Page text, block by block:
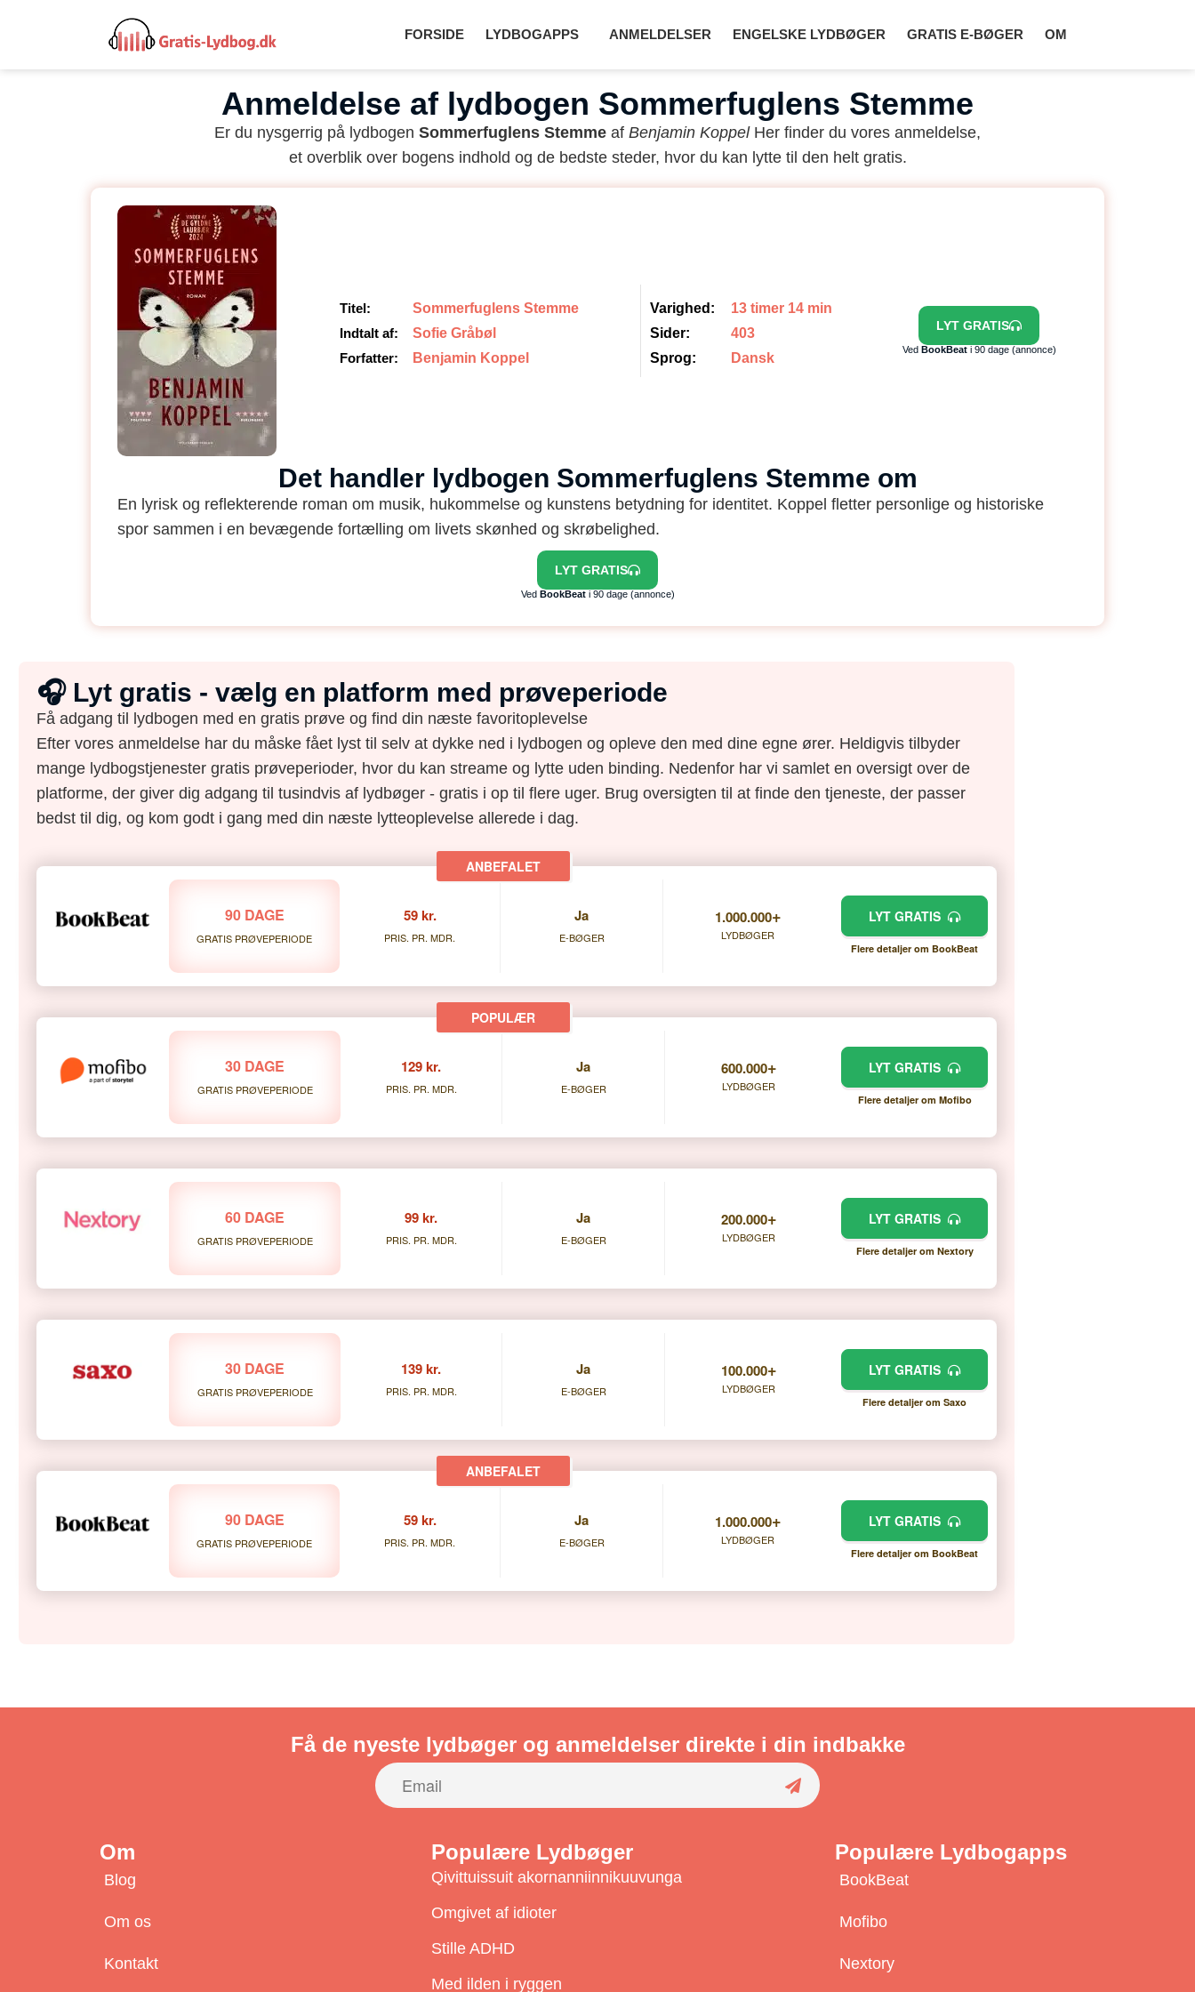
FORSIDE LYDBOGAPPS ANMELDELSER ENGELSKE LYDBØGER GRATIS E-BØGER OM
Anmeldelse af lydbogen Sommerfuglens Stemme
Er du nysgerrig på lydbogen Sommerfuglens Stemme af Benjamin KoppelHer finder du vores anmeldelse,
et overblik over bogens indhold og de bedste steder, hvor du kan lytte til den helt gratis.
Titel:
Sommerfuglens Stemme
Indtalt af:
Sofie Gråbøl
Forfatter:
Benjamin Koppel
Varighed:
13 timer 14 min
Sider:
403
Sprog:
Dansk
LYT GRATIS
Ved BookBeati 90 dage (annonce)
Det handler lydbogen Sommerfuglens Stemme om
En lyrisk og reflekterende roman om musik, hukommelse og kunstens betydning for identitet. Koppel fletter personlige og historiske
spor sammen i en bevægende fortælling om livets skønhed og skrøbelighed.
LYT GRATIS
Ved BookBeati 90 dage (annonce)
🎧 Lyt gratis - vælg en platform med prøveperiode
Få adgang til lydbogen med en gratis prøve og find din næste favoritoplevelse
Efter vores anmeldelse har du måske fået lyst til selv at dykke ned i lydbogen og opleve den med dine egne ører. Heldigvis tilbyder
mange lydbogstjenester gratis prøveperioder, hvor du kan streame og lytte uden binding. Nedenfor har vi samlet en oversigt over de
platforme, der giver dig adgang til tusindvis af lydbøger - gratis i op til flere uger. Brug oversigten til at finde den tjeneste, der passer
bedst til dig, og kom godt i gang med din næste lytteoplevelse allerede i dag.
90 DAGE
GRATIS PRØVEPERIODE
59 kr.
PRIS. PR. MDR.
Ja
E-BØGER
1.000.000+
LYDBØGER
LYT GRATIS
Flere detaljer om BookBeat
30 DAGE
GRATIS PRØVEPERIODE
129 kr.
PRIS. PR. MDR.
Ja
E-BØGER
600.000+
LYDBØGER
LYT GRATIS
Flere detaljer om Mofibo
60 DAGE
GRATIS PRØVEPERIODE
99 kr.
PRIS. PR. MDR.
Ja
E-BØGER
200.000+
LYDBØGER
LYT GRATIS
Flere detaljer om Nextory
30 DAGE
GRATIS PRØVEPERIODE
139 kr.
PRIS. PR. MDR.
Ja
E-BØGER
100.000+
LYDBØGER
LYT GRATIS
Flere detaljer om Saxo
90 DAGE
GRATIS PRØVEPERIODE
59 kr.
PRIS. PR. MDR.
Ja
E-BØGER
1.000.000+
LYDBØGER
LYT GRATIS
Flere detaljer om BookBeat
Få de nyeste lydbøger og anmeldelser direkte i din indbakke
S
Om
Blog
Om os
Kontakt
Populære Lydbøger
Qivittuissuit akornanniinnikuuvunga
Omgivet af idioter
Stille ADHD
Med ilden i ryggen
Populære Lydbogapps
BookBeat
Mofibo
Nextory